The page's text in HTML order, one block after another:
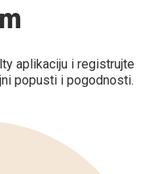
aplikaciju i registrujte
popusti i pogodnosti.